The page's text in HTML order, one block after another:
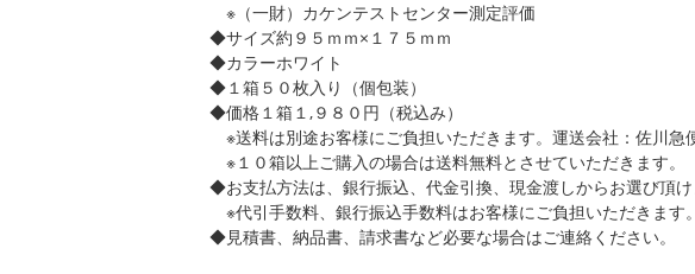
※（一財）カケンテストセンター測定評価
◆サイズ約９５ｍｍ×１７５ｍｍ
◆カラーホワイト
◆１箱５０枚入り（個包装）
◆価格１箱１,９８０円（税込み）
※送料は別途お客様にご負担いただきます。運送会社：佐川急
※１０箱以上ご購入の場合は送料無料とさせていただきます。
◆お支払方法は、銀行振込、代金引換、現金渡しからお選び頂け
※代引手数料、銀行振込手数料はお客様にご負担いただきます。
◆見積書、納品書、請求書など必要な場合はご連絡ください。